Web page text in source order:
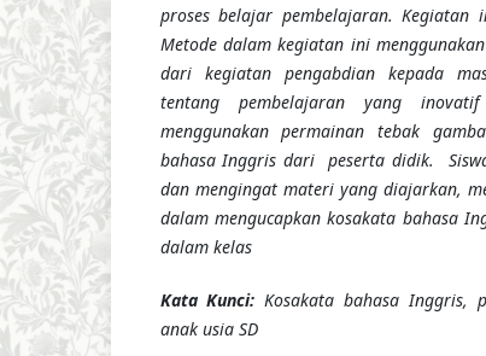
proses belajar pembelajaran.
Metode dalam kegiatan ini
dari kegiatan pengabdian kepada
tentang pembelajaran yang
menggunakan permainan tebak
bahasa Inggris dari peserta didik.
dan mengingat materi yang diajarkan,
dalam mengucapkan kosakata bahasa
dalam kelas
Kata Kunci: Kosakata bahasa Inggris,
anak usia SD